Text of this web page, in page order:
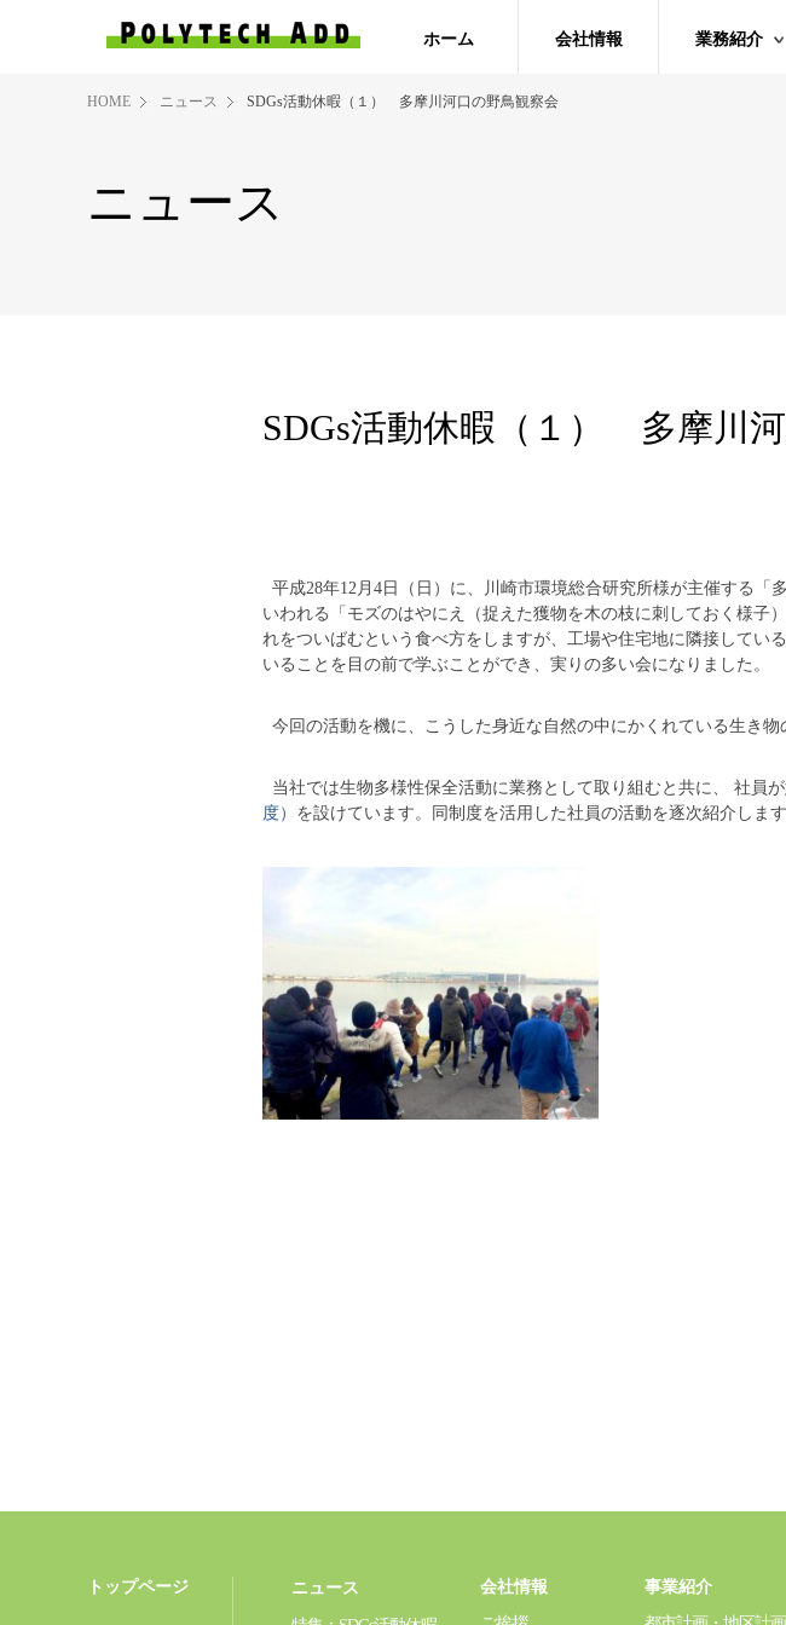
ホーム 会社情報 業務紹介
HOME ニュース SDGs活動休暇（１） 多摩川河口の野鳥観察会
ニュース
SDGs活動休暇（１） 多摩川
平成28年12月4日（日）に、川崎市環境総合研究所様が主催する
いわれる「モズのはやにえ（捉えた獲物を木の枝に刺しておく様子
れをついばむという食べ方をしますが、工場や住宅地に隣接してい
いることを目の前で学ぶことができ、実りの多い会になりました。
今回の活動を機に、こうした身近な自然の中にかくれている生き
当社では生物多様性保全活動に業務として取り組むと共に、 社員
度） を設けています。同制度を活用した社員の活動を逐次紹介しま
トップページ ニュース
会社情報
事業紹介